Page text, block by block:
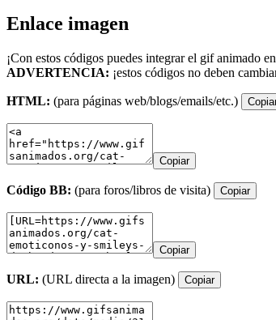
Enlace imagen
¡Con estos códigos puedes integrar el gif animado
ADVERTENCIA: ¡estos códigos no deben
HTML: (para páginas web/blogs/emails/etc.)
Copiar
Código BB: (para foros/libros de visita) Copiar
Copiar
URL: (URL directa a la imagen) Copiar